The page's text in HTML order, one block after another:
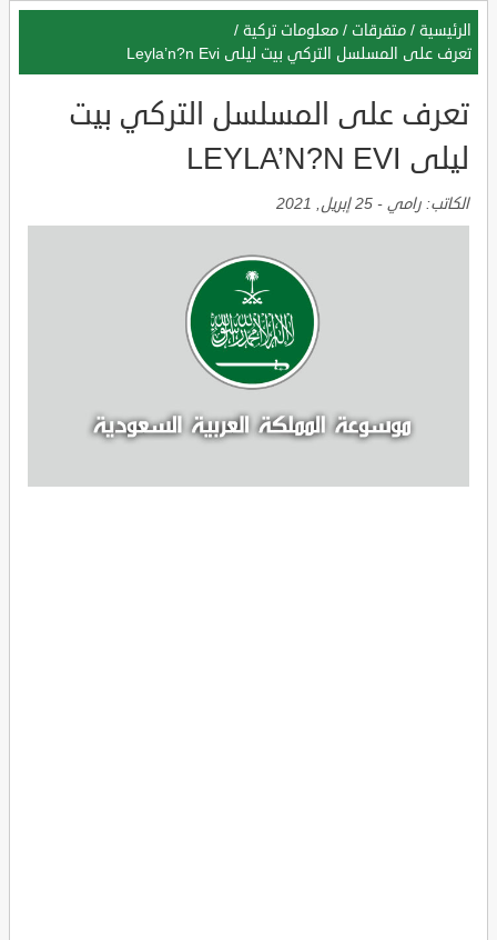
الرئيسية / متفرقات / معلومات تركية /
تعرف على المسلسل التركي بيت ليلى Leyla’n?n Evi
تعرف على المسلسل التركي بيت
ليلى LEYLA’N?N EVI
الكاتب: رامي - 25 إبريل, 2021